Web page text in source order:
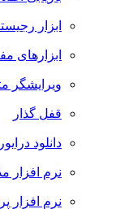
ابزار
ابزارهای
ویرایشگر
قفل گذار
دانلود
نرم افزار
نرم افزار